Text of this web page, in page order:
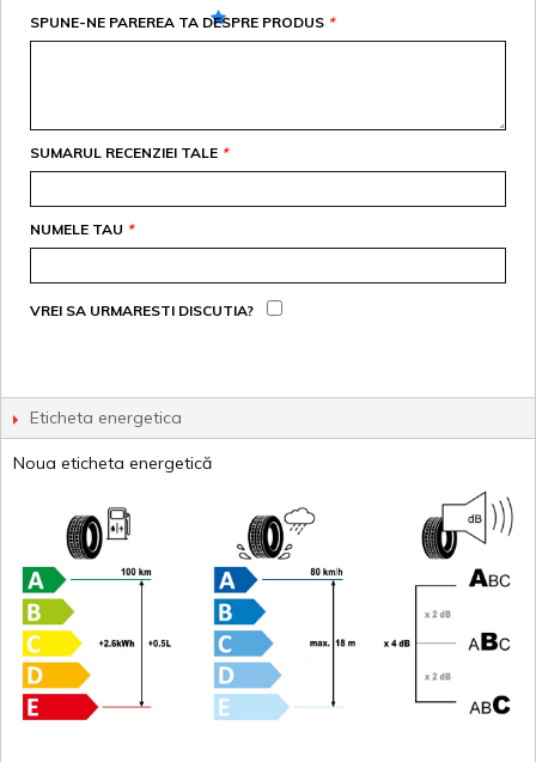
*
SPUNE-NE PAREREA TA DESPRE PRODUS
*
SUMARUL RECENZIEI TALE
*
NUMELE TAU
VREI SA URMARESTI DISCUTIA?
Eticheta energetica
Noua eticheta energetică